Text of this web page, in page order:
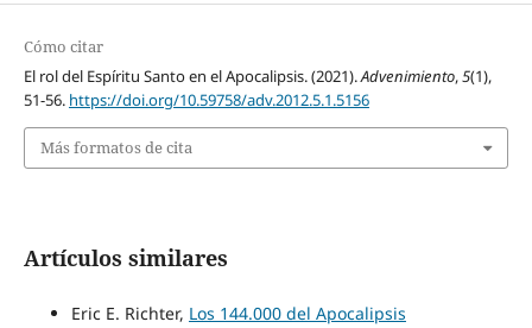
Cómo citar
El rol del Espíritu Santo en el Apocalipsis. (2021).Advenimiento,5(1),
51-56. https://doi.org/10.59758/adv.2012.5.1.5156
Más formatos de cita
Artículos similares
Eric E. Richter, Los 144.000 del Apocalipsis